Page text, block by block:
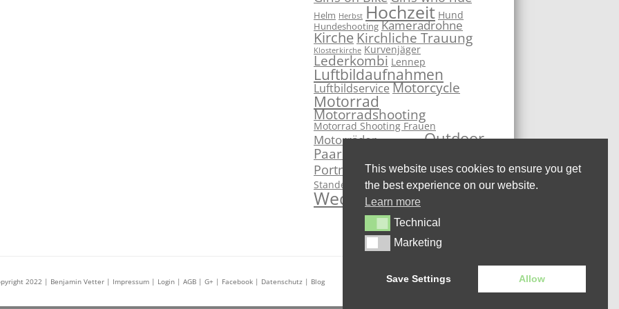
Helm Herbst Hochzeit Hund
Hundeshooting Kameradrohne
Kirche Kirchliche Trauung
Klosterkirche Kurvenjäger
Lederkombi Lennep
Luftbildaufnahmen
Luftbildservice Motorcycle
Motorrad
Motorradshooting
Motorrad Shooting Frauen
Motorräder Motorsport Outdoor
Paarshooting
Portrait Remscheid Sportbike
Standesamt Studio Superbike
Wedding
2022 | Benjamin Vetter | Impressum | Login | AGB | G+ | Facebook | Datenschutz | Blog
This website uses cookies to ensure you get
the best experience on our website.
Learn more
TechnicalTechnical
MarketingMarketing
Save Settings Allow